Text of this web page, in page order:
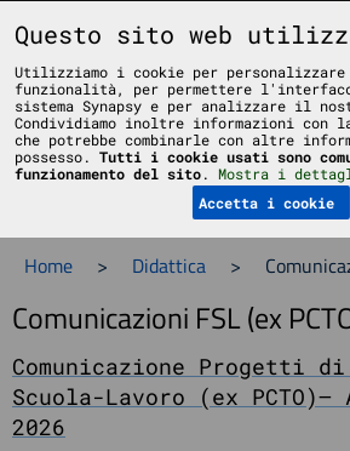
Liceo Scientifico Statale Bruno Touschek -
Home > Didattica >
Comunicazioni FSL (ex
Comunicazione Progetti di
Scuola-Lavoro (ex PCTO)–
2026
Questo sito web
Utilizziamo i cookie per
funzionalità, per permettere
sistema Synapsy e per analizzare il
Condividiamo inoltre informazioni con
che potrebbe combinarle con altre
possesso. Tutti i cookie usati sono
funzionamento del sito. Mostra i
Accetta i cookie